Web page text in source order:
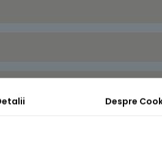
Despre